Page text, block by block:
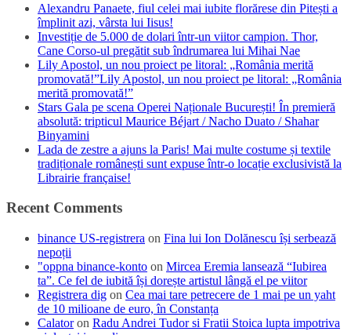
Alexandru Panaete, fiul celei mai iubite florărese din Pitești a
împlinit azi, vârsta lui Iisus!
Investiție de 5.000 de dolari într-un viitor campion. Thor,
Cane Corso-ul pregătit sub îndrumarea lui Mihai Nae
Lily Apostol, un nou proiect pe litoral: „România merită
promovată!”Lily Apostol, un nou proiect pe litoral: „România
merită promovată!”
Stars Gala pe scena Operei Naționale București! În premieră
absolută: tripticul Maurice Béjart / Nacho Duato / Shahar
Binyamini
Lada de zestre a ajuns la Paris! Mai multe costume și textile
tradiționale românești sunt expuse într-o locație exclusivistă la
Librairie française!
Recent Comments
binance US-registrera on Fina lui Ion Dolănescu își serbează
nepoții
"oppna binance-konto on Mircea Eremia lansează “Iubirea
ta”. Ce fel de iubită își dorește artistul lângă el pe viitor
Registrera dig on Cea mai tare petrecere de 1 mai pe un yaht
de 10 milioane de euro, în Constanța
Calatoron Radu Andrei Tudor si Fratii Stoica lupta impotriva